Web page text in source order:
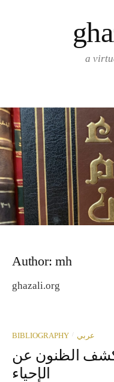
a
Author:mh
ghazali.org
BIBLIOGRAPHY / عربي
الظنون عن
الإحياء